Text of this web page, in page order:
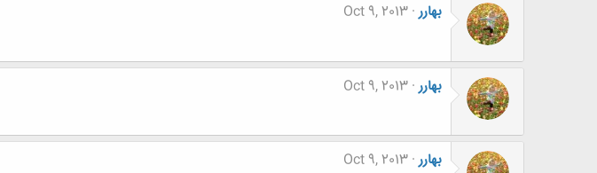
بهارر Oct 9, 2013
بهارر Oct 9, 2013
بهارر Oct 9, 2013